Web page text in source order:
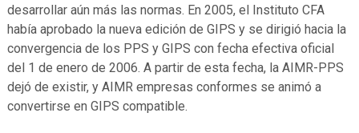
desarrollar aún más las normas. En 2005, el Instituto CFA
había aprobado la nueva edición de GIPS y se dirigió hacia la
convergencia de los PPS y GIPS con fecha efectiva oficial
del 1 de enero de 2006. A partir de esta fecha, la AIMR-PPS
dejó de existir, y AIMR empresas conformes se animó a
convertirse en GIPS compatible.